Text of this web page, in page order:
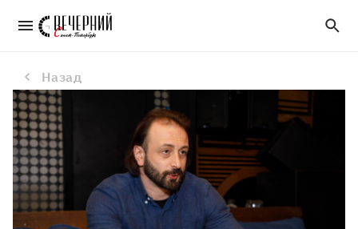
«Лучше избегать подобных заявлений»: психолог Ланг прокомментировал высказывание Ильи Авербуха о знакомстве с Лизой Арзамасовой
Назад